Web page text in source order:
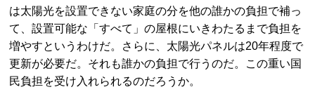
は太陽光を設置できない家庭の分を他の誰かの負担で補っ
て、設置可能な「すべて」の屋根にいきわたるまで負担を
増やすというわけだ。さらに、太陽光パネルは20年程度で
更新が必要だ。それも誰かの負担で行うのだ。この重い国
民負担を受け入れられるのだろうか。